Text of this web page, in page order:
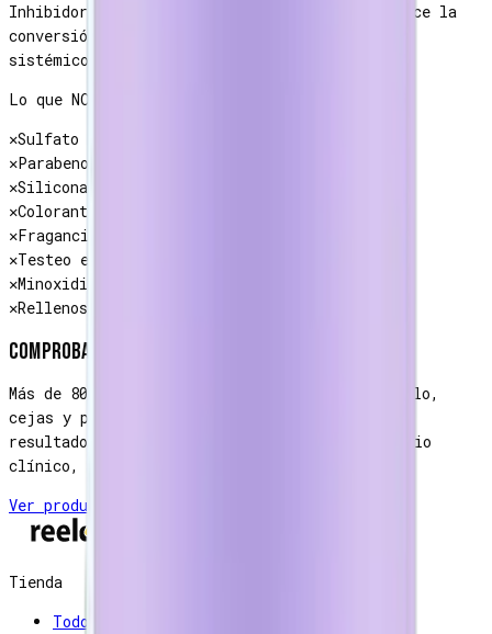
Inhibidor natural de la 5-alfa reductasa. Reduce la
conversión de testosterona a DHT sin efectos
sistémicos.
Lo que NO vas a encontrar
✕Sulfato Lauril Sódico (SLS)
✕Parabenos
✕Siliconas oclusivas
✕Colorantes sintéticos
✕Fragancia artificial
✕Testeo en animales
✕Minoxidil / Finasterida
✕Rellenos de bajo costo
Comprobado científicamente
Más de 80,000 personas ya recuperaron su cabello,
cejas y pestañas con Reelance. El 84% reporta
resultados visibles antes de 6 semanas
· estudio
clínico, 84 voluntarios, 12 sem.
Ver productos
Tienda
Todos los productos